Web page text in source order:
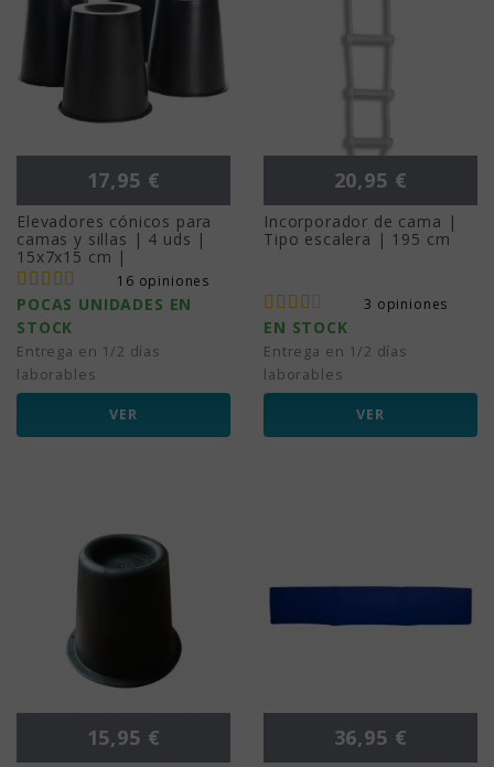
Precio
17,95 €
Elevadores cónicos para
camas y sillas | 4 uds |
15x7x15 cm |
16 opiniones
POCAS UNIDADES EN
STOCK
Entrega en 1/2 días
laborables
VER
Precio
20,95 €
Incorporador de cama |
Tipo escalera | 195 cm
3 opiniones
EN STOCK
Entrega en 1/2 días
laborables
VER
Precio
15,95 € Precio
36,95 €